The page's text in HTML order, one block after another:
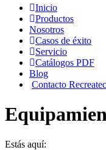
Inicio
Productos
Nosotros
Casos de éxito
Servicio
Catálogos PDF
Blog
Contacto
Estás aquí: